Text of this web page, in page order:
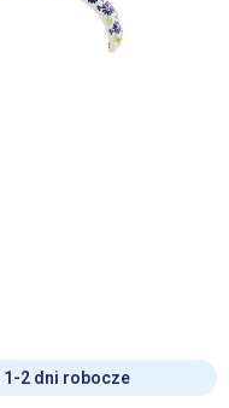
1-2 dni robocze